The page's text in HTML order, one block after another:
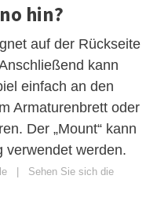
hin?
auf der Rückseite
kann
einfach an den
Armaturenbrett oder
Der „Mount“ kann
verwendet werden.
| Sehen Sie sich die